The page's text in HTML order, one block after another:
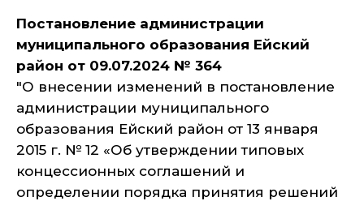
Постановление администрации
муниципального образования Ейский
район от 09.07.2024 № 364
"О внесении изменений в постановление
администрации муниципального
образования Ейский район от 13 января
2015 г. № 12 «Об утверждении типовых
концессионных соглашений и
определении порядка принятия решений